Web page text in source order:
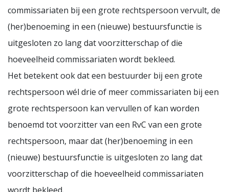
commissariaten bij een grote rechtspersoon vervult, de
(her)benoeming in een (nieuwe) bestuursfunctie is
uitgesloten zo lang dat voorzitterschap of die
hoeveelheid commissariaten wordt bekleed.
Het betekent ook dat een bestuurder bij een grote
rechtspersoon wél drie of meer commissariaten bij een
grote rechtspersoon kan vervullen of kan worden
benoemd tot voorzitter van een RvC van een grote
rechtspersoon, maar dat (her)benoeming in een
(nieuwe) bestuursfunctie is uitgesloten zo lang dat
voorzitterschap of die hoeveelheid commissariaten